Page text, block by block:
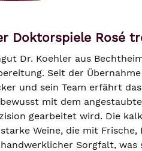
Doktorspiele Rosé
Dr. Koehler aus
Seit der
und sein Team erfährt
mit dem
gearbeitet wird. Die
Weine, die mit
Sorgfalt,